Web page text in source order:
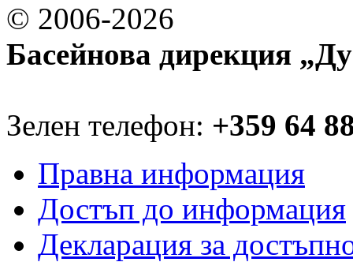
© 2006-2026
Басейнова дирекция
Зелен телефон: +359 64
Правна информация
Достъп до информация
Декларация за